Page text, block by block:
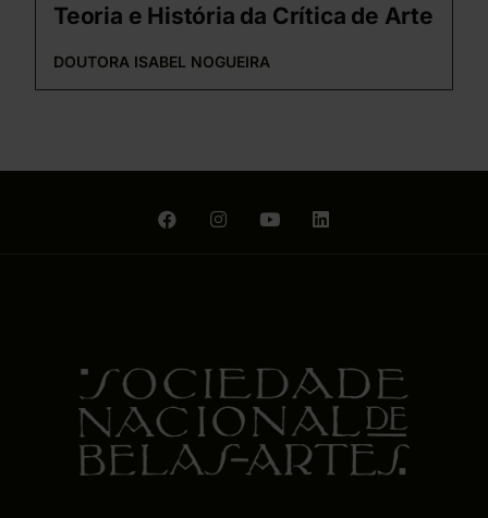
Teoria e História da Crítica de Arte
DOUTORA ISABEL NOGUEIRA